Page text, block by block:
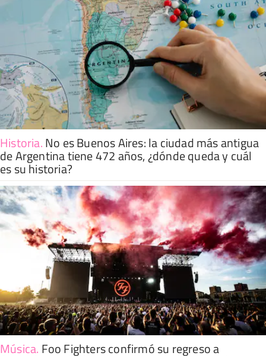
Historia.No es Buenos Aires: la ciudad más antigua
de Argentina tiene 472 años, ¿dónde queda y cuál
es su historia?
Música. Foo Fighters confirmó su regreso a